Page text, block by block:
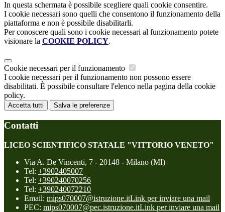
In questa schermata è possibile scegliere quali cookie consentire.
I cookie necessari sono quelli che consentono il funzionamento della
piattaforma e non è possibile disabilitarli.
Per conoscere quali sono i cookie necessari al funzionamento potete
visionare la COOKIE POLICY.
Cookie necessari per il funzionamento
I cookie necessari per il funzionamento non possono essere
disabilitati. È possibile consultare l'elenco nella pagina della cookie
policy.
Accetta tutti Salva le preferenze
Contatti
LICEO SCIENTIFICO STATALE "VITTORIO VENETO"
Via A. De Vincenti, 7 - 20148 - Milano (MI)
Tel: +3902405007
Tel: +390240070256
Tel: +390240072210
Email: mips070007@istruzione.itLink per inviare una mail
PEC: mips070007@pec.istruzione.itLink per inviare una mail